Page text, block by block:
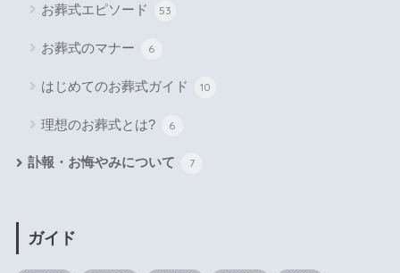
お葬式エピソード 53
お葬式のマナー 6
はじめてのお葬式ガイド 10
理想のお葬式とは? 6
訃報・お悔やみについて 7
ガイド